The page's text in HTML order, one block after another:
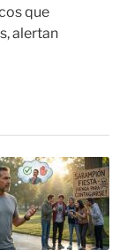
que
alertan